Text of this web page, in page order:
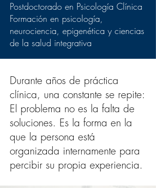
Postdoctorado en Psicología Clínica
Formación en psicología,
neurociencia, epigenética y ciencias
de la salud integrativa
Durante años de práctica
clínica, una constante se repite:
El problema no es la falta de
soluciones. Es la forma en la
que la persona está
organizada internamente para
percibir su propia experiencia.